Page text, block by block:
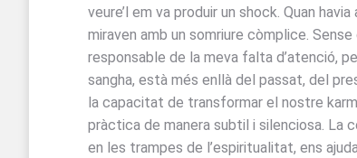
veure’l em va produir un shock. Quan
miraven amb un somriure còmplice.
responsable de la meva falta d’atenció,
sangha, està més enllà del passat, del
la capacitat de transformar el nostre
pràctica de manera subtil i silenciosa. La
en les trampes de l’espiritualitat, ens